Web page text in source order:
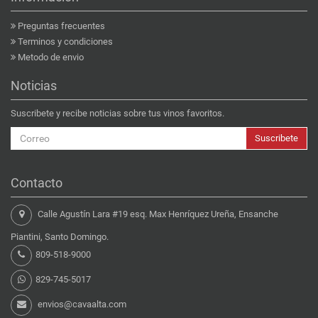
Preguntas frecuentes
Terminos y condiciones
Metodo de envio
Noticias
Suscribete y recibe noticias sobre tus vinos favoritos.
Suscribete
Contacto
Calle Agustín Lara #19 esq. Max Henríquez Ureña, Ensanche
Piantini, Santo Domingo.
809-518-9000
829-745-5017
envios@cavaalta.com